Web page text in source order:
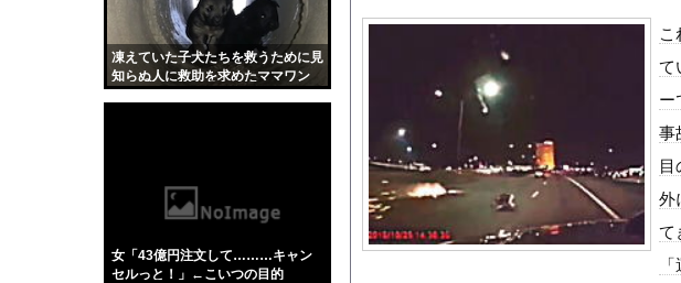
凍えていた子犬たちを救うために見
知らぬ人に救助を求めたママワン
女「43億円注文して………キャン
セルっと！」←こいつの目的
シカさん 凄まじい食欲でひまわり畑を全滅させ福島
齋藤陽アナ ベルトで締め付けられる胸元！！【GIF
『薬屋のひとりごと』30話感想 診療所の女官からの
シカ「全部喰った」 祭り中止
お騒がせグラドル小倉ゆうかが７年ぶりに帰ってき
ガチの釣り初心者なんやが、始めるまでのロードマ
井上晴美、乳首ヘアヌードや濡れ場おっぱいがエロ
【Xの車窓から】オービスかと思ったら野生の炊飯
【衝撃】「かわいい虫」ランキング、ついに発表さ
こ
て
ー
事
目
外
て